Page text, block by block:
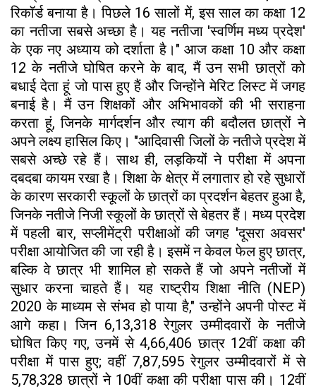
रिकॉर्ड बनाया है। पिछले 16 सालों में, इस साल का कक्षा 12
का नतीजा सबसे अच्छा है। यह नतीजा 'स्वर्णिम मध्य प्रदेश'
के एक नए अध्याय को दर्शाता है।" आज कक्षा 10 और कक्षा
12 के नतीजे घोषित करने के बाद, मैं उन सभी छात्रों को
बधाई देता हूं जो पास हुए हैं और जिन्होंने मेरिट लिस्ट में जगह
बनाई है। मैं उन शिक्षकों और अभिभावकों की भी सराहना
करता हूं, जिनके मार्गदर्शन और त्याग की बदौलत छात्रों ने
अपने लक्ष्य हासिल किए। "आदिवासी जिलों के नतीजे प्रदेश में
सबसे अच्छे रहे हैं। साथ ही, लड़कियों ने परीक्षा में अपना
दबदबा कायम रखा है। शिक्षा के क्षेत्र में लगातार हो रहे सुधारों
के कारण सरकारी स्कूलों के छात्रों का प्रदर्शन बेहतर हुआ है,
जिनके नतीजे निजी स्कूलों के छात्रों से बेहतर हैं। मध्य प्रदेश
में पहली बार, सप्लीमेंट्री परीक्षाओं की जगह 'दूसरा अवसर'
परीक्षा आयोजित की जा रही है। इसमें न केवल फेल हुए छात्र,
बल्कि वे छात्र भी शामिल हो सकते हैं जो अपने नतीजों में
सुधार करना चाहते हैं। यह राष्ट्रीय शिक्षा नीति (NEP)
2020 के माध्यम से संभव हो पाया है," उन्होंने अपनी पोस्ट में
आगे कहा। जिन 6,13,318 रेगुलर उम्मीदवारों के नतीजे
घोषित किए गए, उनमें से 4,66,406 छात्र 12वीं कक्षा की
परीक्षा में पास हुए; वहीं 7,87,595 रेगुलर उम्मीदवारों में से
5,78,328 छात्रों ने 10वीं कक्षा की परीक्षा पास की। 12वीं